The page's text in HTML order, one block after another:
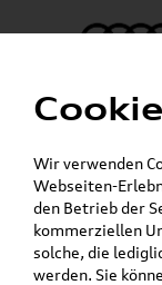
Menü
24h-Pannenhilfe:
Öffnet in 2
Verkauf:
Mo. - Fr.
Service:Mo. - Fr.
Wir verwenden
Webseiten-
den Betrieb der
kommerziellen
solche, die
werden. Sie